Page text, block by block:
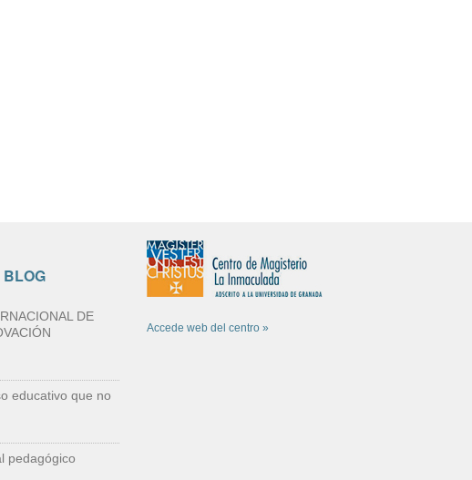
BLOG
DE
educativo que no
pedagógico
Accede web del centro »